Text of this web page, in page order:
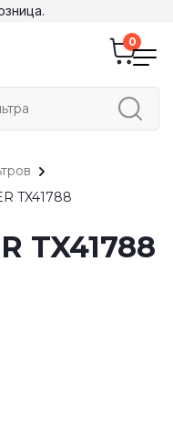
TX41788
TX41788